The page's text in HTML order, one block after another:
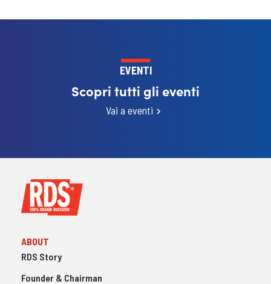
EVENTI
Scopri tutti gli eventi
Vai a eventi
ABOUT
RDS Story
Founder & Chairman